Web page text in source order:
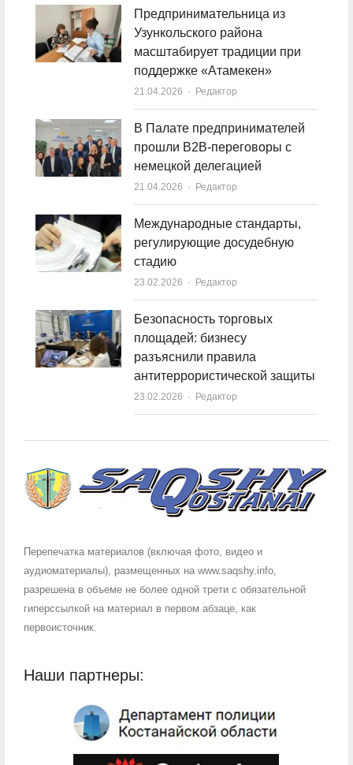
Предпринимательница из
Узункольского района
масштабирует традиции при
поддержке «Атамекен»
21.04.2026 Author
Редактор
В Палате предпринимателей
прошли B2B-переговоры с
немецкой делегацией
21.04.2026 Author
Редактор
Международные стандарты,
регулирующие досудебную
стадию
23.02.2026 Author
Редактор
Безопасность торговых
площадей: бизнесу
разъяснили правила
антитеррористической защиты
23.02.2026 Author
Редактор
Перепечатка материалов (включая фото, видео и
аудиоматериалы), размещенных на www.saqshy.info,
разрешена в объеме не более одной трети с обязательной
гиперссылкой на материал в первом абзаце, как
первоисточник.
Наши партнеры: